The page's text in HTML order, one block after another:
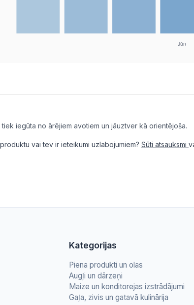
iegūta no ārējiem avotiem un jāuztver kā orientējoša.
vai tev ir ieteikumi uzlabojumiem? Sūti atsauksmi
Kategorijas
Piena produkti un olas
Augļi un dārzeņi
Maize un konditorejas izstrādājumi
Gaļa, zivis un gatavā kulinārija